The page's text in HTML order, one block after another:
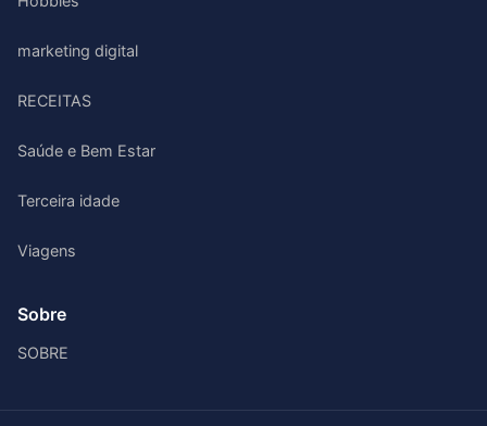
marketing digital
RECEITAS
Saúde e Bem Estar
Terceira idade
Viagens
Sobre
SOBRE